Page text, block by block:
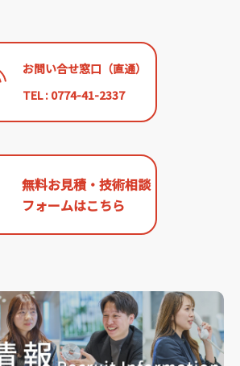
お問い合せ窓口（直通）
TEL : 0774-41-2337
無料お見積・技術相談
フォームはこちら